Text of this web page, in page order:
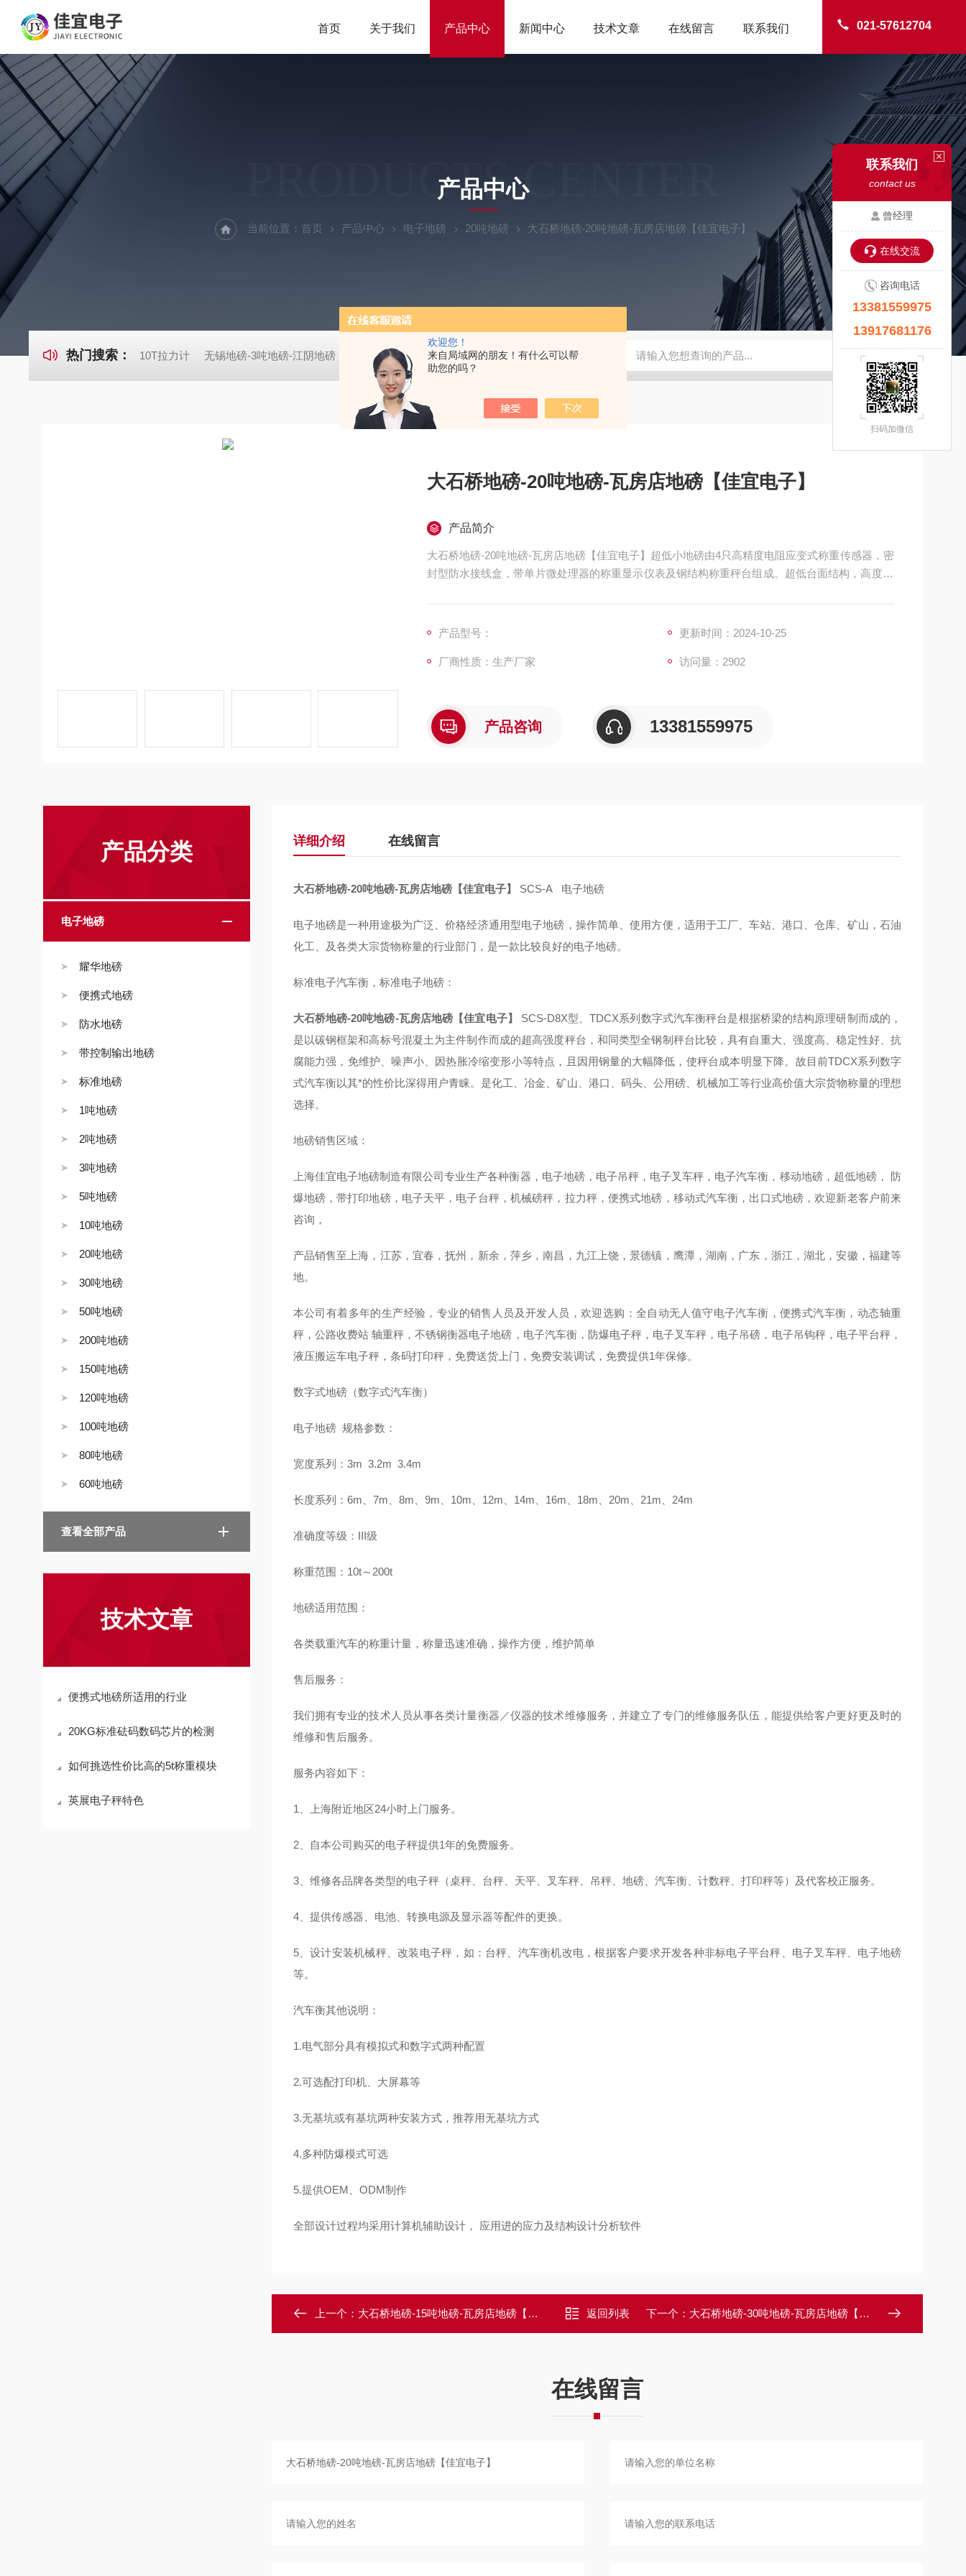
欢迎您！
来自局域网的朋友！有什么可以帮
助您的吗？
021-57612704
首页 关于我们 产品中心 新闻中心 技术文章 在线留言 联系我们
PRODUCTS CENTER
产品中心
当前位置： 首页 产品中心 电子地磅 20吨地磅 大石桥地磅-20吨地磅-瓦房店地磅【佳宜电子】
热门搜索： 10T拉力计 无锡地磅-3吨地磅-江阴地磅【佳宜电子】 80吨地磅常规尺寸|80吨地磅标准宽度-【上海佳宜】 钢瓶秤 云南电子秤厂家 钢瓶电子秤 无
大石桥地磅-20吨地磅-瓦房店地磅【佳宜电子】
产品简介
大石桥地磅-20吨地磅-瓦房店地磅【佳宜电子】超低小地磅由4只高精度电阻应变式称重传感器，密
封型防水接线盒，带单片微处理器的称重显示仪表及钢结构称重秤台组成。超低台面结构，高度35
产品型号：
更新时间：2024-10-25
厂商性质：生产厂家 访问量：2902
产品咨询 13381559975
产品分类
电子地磅
耀华地磅
便携式地磅
防水地磅
带控制输出地磅
标准地磅
1吨地磅
2吨地磅
3吨地磅
5吨地磅
10吨地磅
20吨地磅
30吨地磅
50吨地磅
200吨地磅
150吨地磅
120吨地磅
100吨地磅
80吨地磅
60吨地磅
查看全部产品
技术文章
便携式地磅所适用的行业
20KG标准砝码数码芯片的检测
如何挑选性价比高的5t称重模块
英展电子秤特色
详细介绍 在线留言
大石桥地磅-20吨地磅-瓦房店地磅【佳宜电子】 SCS-A 电子地磅
电子地磅是一种用途极为广泛、价格经济通用型电子地磅，操作简单、使用方便，适用于工厂、车站、港口、仓库、矿山，石油
化工、及各类大宗货物称量的行业部门，是一款比较良好的电子地磅。
标准电子汽车衡，标准电子地磅：
大石桥地磅-20吨地磅-瓦房店地磅【佳宜电子】 SCS-D8X型、TDCX系列数字式汽车衡秤台是根据桥梁的结构原理研制而成的，
是以碳钢框架和高标号混凝土为主件制作而成的超高强度秤台，和同类型全钢制秤台比较，具有自重大、强度高、稳定性好、抗
腐能力强，免维护、噪声小、因热胀冷缩变形小等特点，且因用钢量的大幅降低，使秤台成本明显下降。故目前TDCX系列数字
式汽车衡以其*的性价比深得用户青睐。是化工、冶金、矿山、港口、码头、公用磅、机械加工等行业高价值大宗货物称量的理想
选择。
地磅销售区域：
上海佳宜电子地磅制造有限公司专业生产各种衡器，电子地磅，电子吊秤，电子叉车秤，电子汽车衡，移动地磅，超低地磅， 防
爆地磅，带打印地磅，电子天平，电子台秤，机械磅秤，拉力秤，便携式地磅，移动式汽车衡，出口式地磅，欢迎新老客户前来
咨询，
产品销售至上海，江苏，宜春，抚州，新余，萍乡，南昌，九江上饶，景德镇，鹰潭，湖南，广东，浙江，湖北，安徽，福建等
地。
本公司有着多年的生产经验，专业的销售人员及开发人员，欢迎选购：全自动无人值守电子汽车衡，便携式汽车衡，动态轴重
秤，公路收费站 轴重秤，不锈钢衡器电子地磅，电子汽车衡，防爆电子秤，电子叉车秤，电子吊磅，电子吊钩秤，电子平台秤，
液压搬运车电子秤，条码打印秤，免费送货上门，免费安装调试，免费提供1年保修。
数字式地磅（数字式汽车衡）
电子地磅 规格参数：
宽度系列：3m 3.2m 3.4m
长度系列：6m、7m、8m、9m、10m、12m、14m、16m、18m、20m、21m、24m
准确度等级：III级
称重范围：10t～200t
地磅适用范围：
各类载重汽车的称重计量，称量迅速准确，操作方便，维护简单
售后服务：
我们拥有专业的技术人员从事各类计量衡器／仪器的技术维修服务，并建立了专门的维修服务队伍，能提供给客户更好更及时的
维修和售后服务。
服务内容如下：
1、上海附近地区24小时上门服务。
2、自本公司购买的电子秤提供1年的免费服务。
3、维修各品牌各类型的电子秤（桌秤、台秤、天平、叉车秤、吊秤、地磅、汽车衡、计数秤、打印秤等）及代客校正服务。
4、提供传感器、电池、转换电源及显示器等配件的更换。
5、设计安装机械秤、改装电子秤，如：台秤、汽车衡机改电，根据客户要求开发各种非标电子平台秤、电子叉车秤、电子地磅
等。
汽车衡其他说明：
1.电气部分具有模拟式和数字式两种配置
2.可选配打印机、大屏幕等
3.无基坑或有基坑两种安装方式，推荐用无基坑方式
4.多种防爆模式可选
5.提供OEM、ODM制作
全部设计过程均采用计算机辅助设计， 应用进的应力及结构设计分析软件
上一个： 大石桥地磅-15吨地磅-瓦房店地磅【佳宜电子】 返回列表 下一个： 大石桥地磅-30吨地磅-瓦房店地磅【佳宜电子】
在线留言
联系我们
contact us
曾经理
在线交流
咨询电话
13381559975
13917681176
扫码加微信